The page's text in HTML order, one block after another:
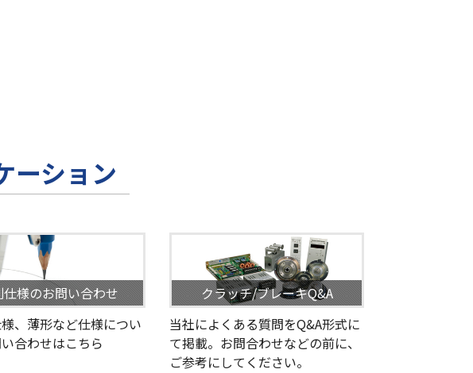
ーション
仕様のお問い合わせ
、薄形など仕様につい
合わせはこちら
クラッチ/ブレーキQ&A
当社によくある質問をQ&A形式に
て掲載。お問合わせなどの前に、
ご参考にしてください。